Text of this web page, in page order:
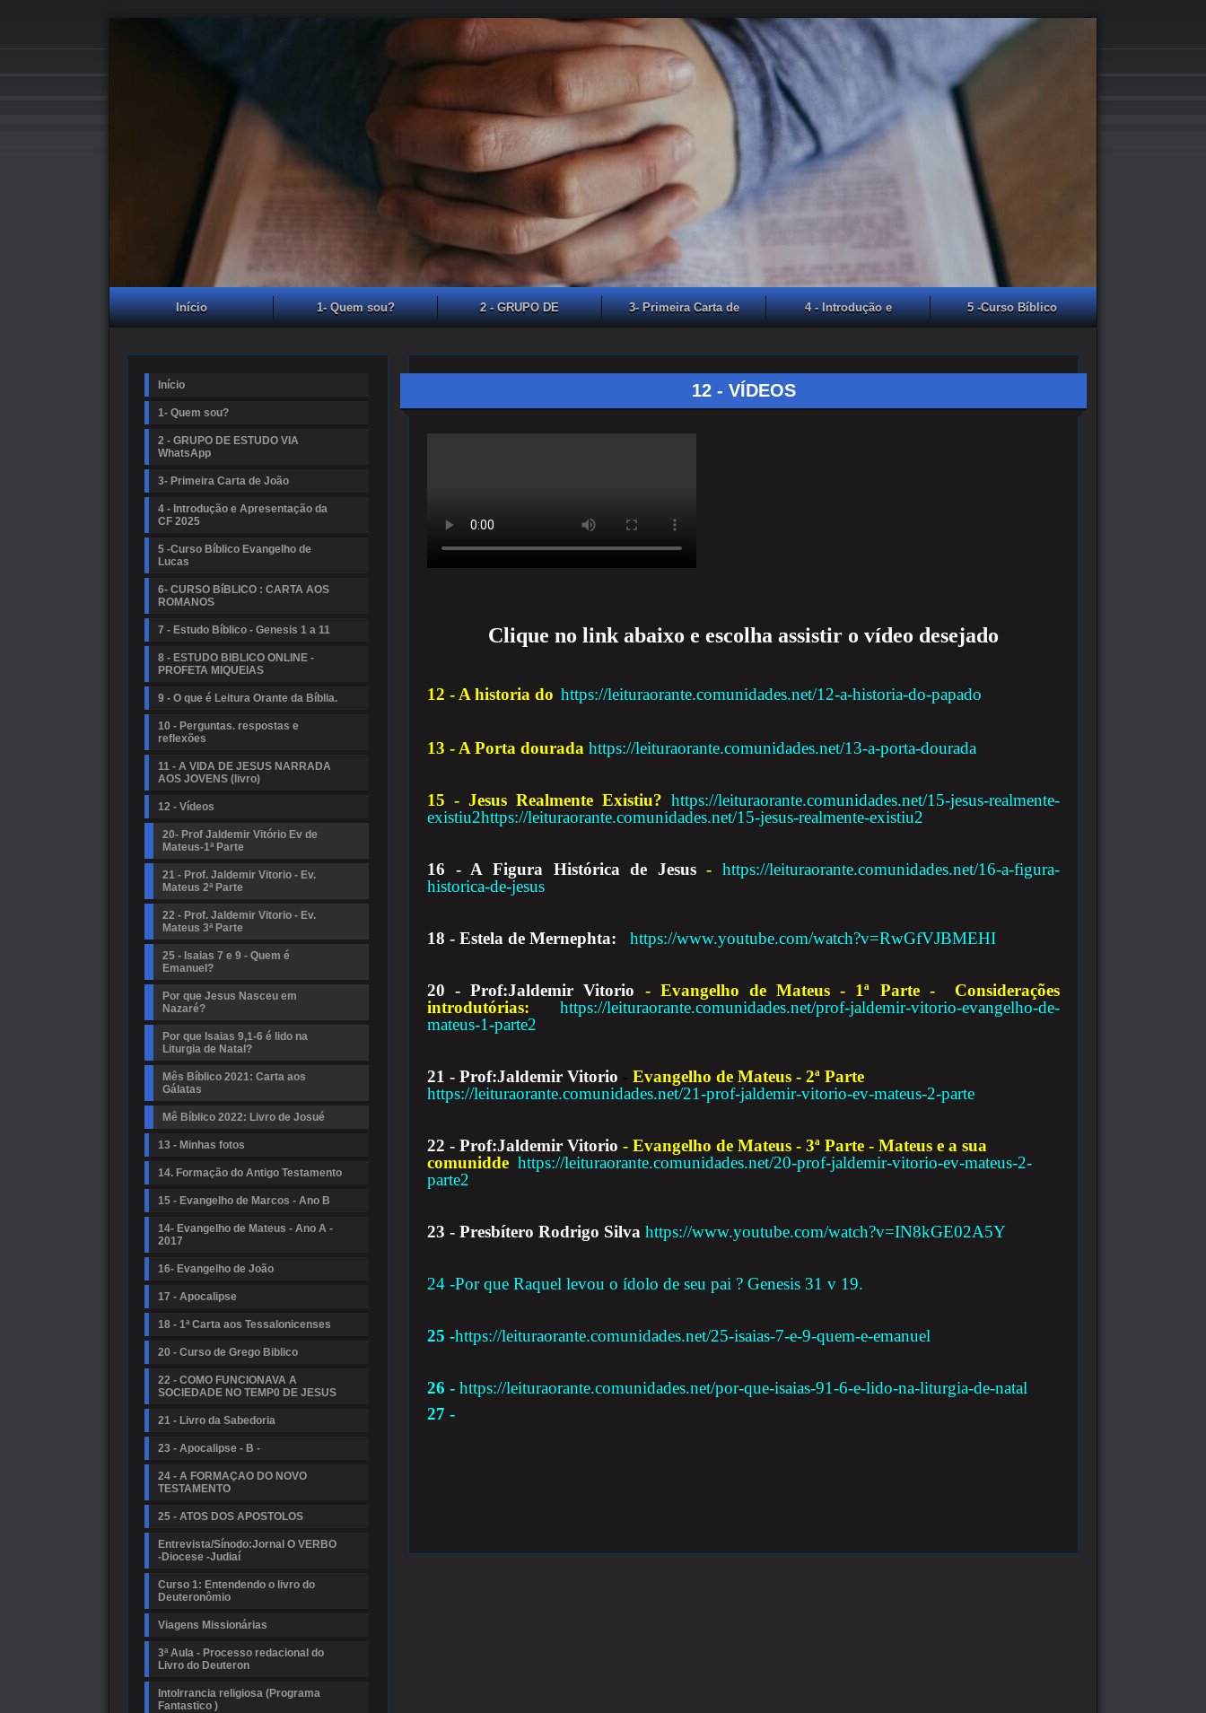
Início 1- Quem sou?
2 - GRUPO DE
WhatsApp
3- Primeira Carta de
4 - Introdução e
2025
5 -Curso Bíblico
Início
1- Quem sou?
2 - GRUPO DE ESTUDO VIA
WhatsApp
3- Primeira Carta de João
4 - Introdução e Apresentação da
CF 2025
5 -Curso Bíblico Evangelho de
Lucas
6- CURSO BíBLICO : CARTA AOS
ROMANOS
7 - Estudo Bíblico - Genesis 1 a 11
8 - ESTUDO BIBLICO ONLINE -
PROFETA MIQUEIAS
9 - O que é Leitura Orante da Bíblia.
10 - Perguntas. respostas e
reflexões
11 - A VIDA DE JESUS NARRADA
AOS JOVENS (livro)
12 - Vídeos
20- Prof Jaldemir Vitório Ev de
Mateus-1ª Parte
21 - Prof. Jaldemir Vitorio - Ev.
Mateus 2ª Parte
22 - Prof. Jaldemir Vitorio - Ev.
Mateus 3ª Parte
25 - Isaias 7 e 9 - Quem é
Emanuel?
Por que Jesus Nasceu em
Nazaré?
Por que Isaias 9,1-6 é lido na
Liturgia de Natal?
Mês Bíblico 2021: Carta aos
Gálatas
Mê Bíblico 2022: Livro de Josué
13 - Minhas fotos
14. Formação do Antigo Testamento
15 - Evangelho de Marcos - Ano B
14- Evangelho de Mateus - Ano A -
2017
16- Evangelho de João
17 - Apocalipse
18 - 1ª Carta aos Tessalonicenses
20 - Curso de Grego Biblico
22 - COMO FUNCIONAVA A
SOCIEDADE NO TEMP0 DE JESUS
21 - Livro da Sabedoria
23 - Apocalipse - B -
24 - A FORMAÇAO DO NOVO
TESTAMENTO
25 - ATOS DOS APOSTOLOS
Entrevista/Sínodo:Jornal O VERBO
-Diocese -Judiaí
Curso 1: Entendendo o livro do
Deuteronômio
Viagens Missionárias
3ª Aula - Processo redacional do
Livro do Deuteron
Intolrrancia religiosa (Programa
Fantastico )
12 - VÍDEOS
Clique no link abaixo e escolha assistir o vídeo desejado
12 - A historia do https://leituraorante.comunidades.net/12-a-historia-do-papado
13 - A Porta dourada https://leituraorante.comunidades.net/13-a-porta-dourada
15 - Jesus Realmente Existiu? https://leituraorante.comunidades.net/15-jesus-realmente-
existiu2https://leituraorante.comunidades.net/15-jesus-realmente-existiu2
16 - A Figura Histórica de Jesus- https://leituraorante.comunidades.net/16-a-figura-
historica-de-jesus
18 - Estela de Mernephta: https://www.youtube.com/watch?v=RwGfVJBMEHI
20 - Prof:Jaldemir Vitorio - Evangelho de Mateus - 1ª Parte - Considerações
introdutórias:
https://leituraorante.comunidades.net/prof-jaldemir-vitorio-evangelho-de-
mateus-1-parte2
21 - Prof:Jaldemir Vitorio - Evangelho de Mateus - 2ª Parte
https://leituraorante.comunidades.net/21-prof-jaldemir-vitorio-ev-mateus-2-parte
22 - Prof:Jaldemir Vitorio - Evangelho de Mateus - 3ª Parte - Mateus e a sua
comunidde https://leituraorante.comunidades.net/20-prof-jaldemir-vitorio-ev-mateus-2-
parte2
23 - Presbítero Rodrigo Silva https://www.youtube.com/watch?v=IN8kGE02A5Y
24 -Por que Raquel levou o ídolo de seu pai ? Genesis 31 v 19.
25 -https://leituraorante.comunidades.net/25-isaias-7-e-9-quem-e-emanuel
26 - https://leituraorante.comunidades.net/por-que-isaias-91-6-e-lido-na-liturgia-de-natal
27 -